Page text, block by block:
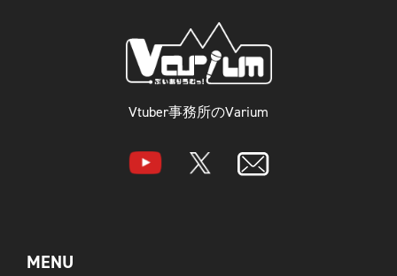
Vtuber事務所のVarium
MENU